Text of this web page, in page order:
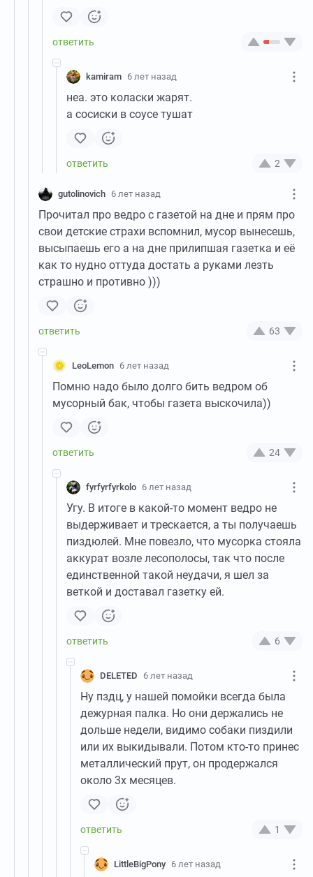
kamiram 6 лет назад
неа. это коласки жарят.
а сосиски в соусе тушат
2
gutolinovich 6 лет назад
Прочитал про ведро с газетой на дне и прям про
свои детские страхи вспомнил, мусор вынесешь,
высыпаешь его а на дне прилипшая газетка и её
как то нудно оттуда достать а руками лезть
страшно и противно )))
63
LeoLemon 6 лет назад
Помню надо было долго бить ведром об
мусорный бак, чтобы газета выскочила))
24
fyrfyrfyrkolo 6 лет назад
Угу. В итоге в какой-то момент ведро не
выдерживает и трескается, а ты получаешь
пиздюлей. Мне повезло, что мусорка стояла
аккурат возле лесополосы, так что после
единственной такой неудачи, я шел за
веткой и доставал газетку ей.
6
DELETED 6 лет назад
Ну пздц, у нашей помойки всегда была
дежурная палка. Но они держались не
дольше недели, видимо собаки пиздили
или их выкидывали. Потом кто-то принес
металлический прут, он продержался
около 3х месяцев.
1
LittleBigPony 6 лет назад